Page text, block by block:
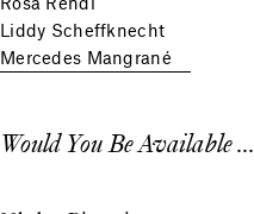
Liddy Scheffknecht
Mercedes Mangrané
Would You Be Available ...